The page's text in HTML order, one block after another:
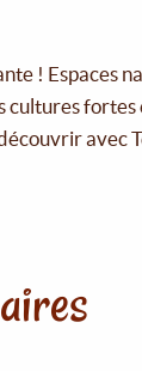
! Espaces
fortes
avec